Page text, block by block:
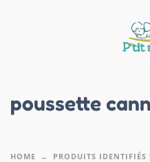
poussette
HOME PRODUITS IDENTIFIÉS